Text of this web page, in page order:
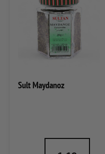
Sult Maydanoz